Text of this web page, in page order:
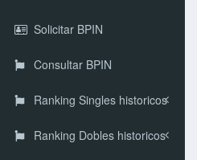
Solicitar BPIN
Consultar BPIN
Ranking Singles historicos
Ranking Dobles historicos